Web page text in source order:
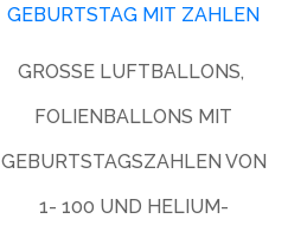
EBURTSTAG MIT ZAHLEN
GROSSE LUFTBALLONS, F
OLIENBALLONS MIT G
EBURTSTAGSZAHLEN VON 1
- 100 UND HELIUM-B